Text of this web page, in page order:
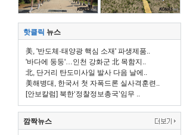
핫클릭 뉴스
美, '반도체·태양광 핵심 소재' 파생제품..
'바다에 둥둥'…인천 강화군 北 목함지..
北, 단거리 탄도미사일 발사 다음 날에..
美해병대, 한국서 첫 자폭드론 실사격훈련..
[안보칼럼] 북한‘정찰정보총국’임무 ..
깜짝뉴스